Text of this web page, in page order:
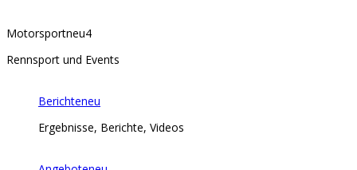
Motorsportneu4
Rennsport und Events
Berichteneu
Ergebnisse, Berichte, Videos